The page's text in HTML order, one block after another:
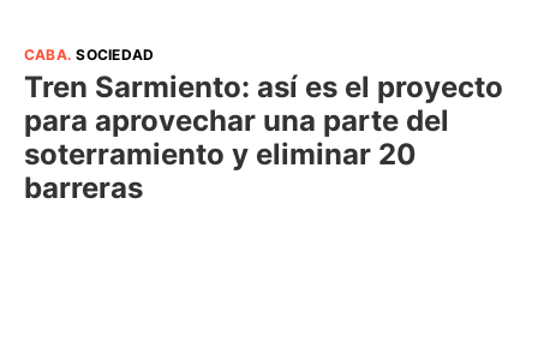
CABA.SOCIEDAD
Tren Sarmiento: así es el proyecto
para aprovechar una parte del
soterramiento y eliminar 20
barreras